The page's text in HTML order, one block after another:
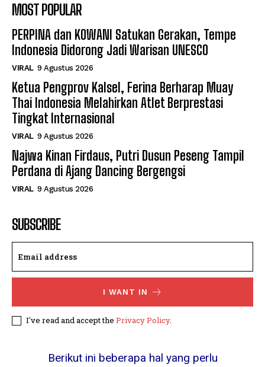
MOST POPULAR
PERPINA dan KOWANI Satukan Gerakan, Tempe
Indonesia Didorong Jadi Warisan UNESCO
VIRAL 9 Agustus 2026
Ketua Pengprov Kalsel, Ferina Berharap Muay
Thai Indonesia Melahirkan Atlet Berprestasi
Tingkat Internasional
VIRAL 9 Agustus 2026
Najwa Kinan Firdaus, Putri Dusun Peseng Tampil
Perdana di Ajang Dancing Bergengsi
VIRAL 9 Agustus 2026
SUBSCRIBE
I WANT IN
I've read and accept the Privacy Policy.
Berikut ini beberapa hal yang perlu